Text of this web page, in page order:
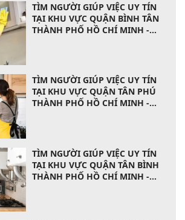
TÌM NGƯỜI GIÚP VIỆC UY TÍN
TẠI KHU VỰC QUẬN BÌNH TÂN
THÀNH PHỐ HỒ CHÍ MINH -
TÌM NGƯỜI GIÚP VIỆC UY TÍN
TẠI KHU VỰC QUẬN TÂN PHÚ
THÀNH PHỐ HỒ CHÍ MINH -
TÌM NGƯỜI GIÚP VIỆC UY TÍN
TẠI KHU VỰC QUẬN TÂN BÌNH
THÀNH PHỐ HỒ CHÍ MINH -